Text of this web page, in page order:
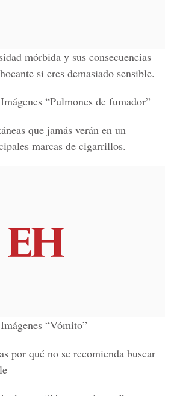
mórbida y sus consecuencias
si eres demasiado sensible.
“Pulmones de fumador”
que jamás verán en un
marcas de cigarrillos.
“Vómito”
por qué no se recomienda buscar